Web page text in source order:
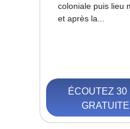
coloniale puis lieu
et après la...
ÉCOUTEZ